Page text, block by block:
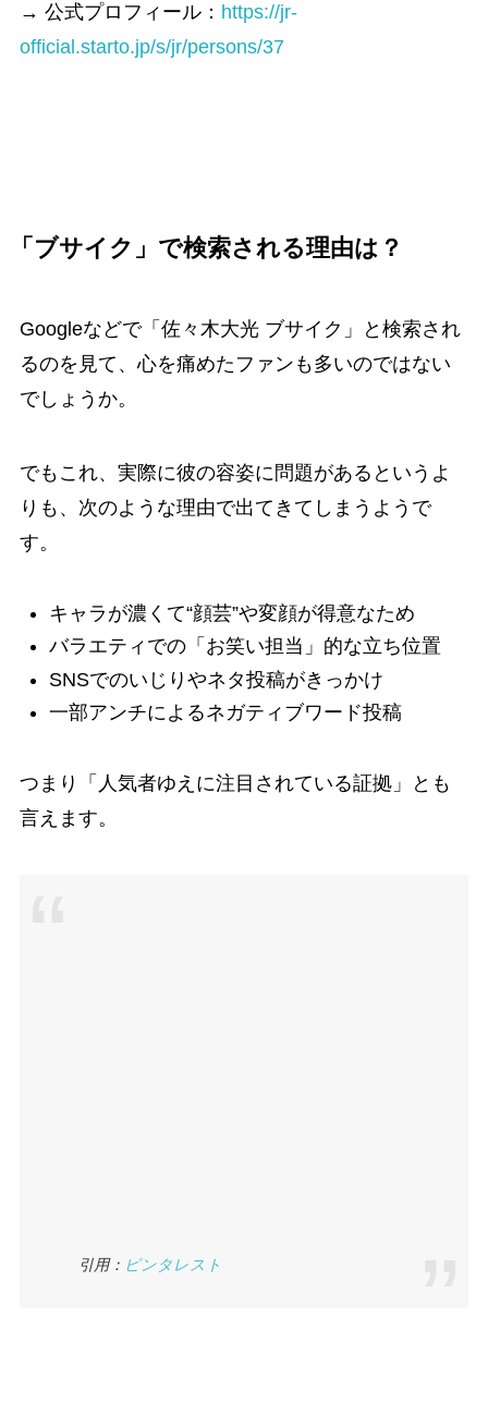
→ 公式プロフィール： https://jr-
official.starto.jp/s/jr/persons/37
「ブサイク」で検索される理由は？
Googleなどで「佐々木大光 ブサイク」と検索され
るのを見て、心を痛めたファンも多いのではない
でしょうか。
でもこれ、実際に彼の容姿に問題があるというよ
りも、次のような理由で出てきてしまうようで
す。
キャラが濃くて“顔芸”や変顔が得意なため
バラエティでの「お笑い担当」的な立ち位置
SNSでのいじりやネタ投稿がきっかけ
一部アンチによるネガティブワード投稿
つまり「人気者ゆえに注目されている証拠」とも
言えます。
引用： ピンタレスト